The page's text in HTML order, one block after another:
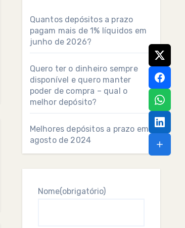
Quantos depósitos a prazo
pagam mais de 1% líquidos em
junho de 2026?
Quero ter o dinheiro sempre
disponível e quero manter
poder de compra – qual o
melhor depósito?
Melhores depósitos a prazo em
agosto de 2024
Nome(obrigatório)